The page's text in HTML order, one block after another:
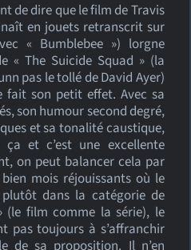
de dire que le film de Travis
en jouets retranscrit sur
« Bumblebee ») lorgne
« The Suicide Squad » (la
pas le tollé de David Ayer)
fait son petit effet. Avec sa
son humour second degré,
et sa tonalité caustique,
et c’est une excellente
on peut balancer cela par
mois réjouissants où le
dans la catégorie de
(le film comme la série), le
pas toujours à s’affranchir
de sa proposition. Il n’en